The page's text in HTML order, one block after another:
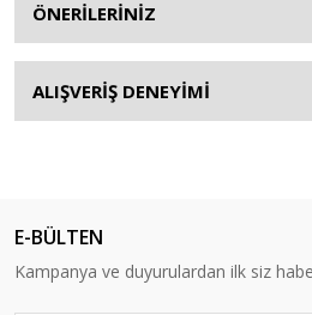
ÖNERİLERİNİZ
ALIŞVERİŞ DENEYİMİ
E-BÜLTEN
Kampanya ve duyurulardan ilk siz